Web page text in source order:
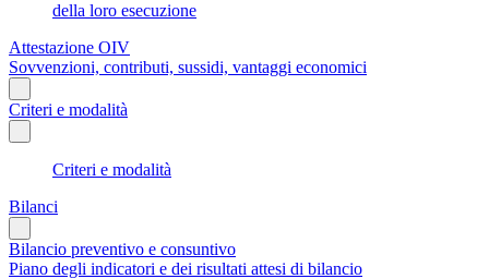
della loro esecuzione
Attestazione OIV
Sovvenzioni, contributi, sussidi, vantaggi economici
Criteri e modalità
Criteri e modalità
Bilanci
Bilancio preventivo e consuntivo
Piano degli indicatori e dei risultati attesi di bilancio